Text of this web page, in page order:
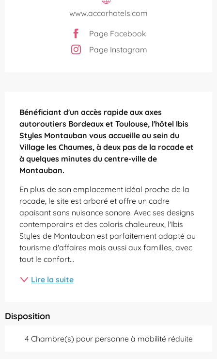
www.accorhotels.com
Page Facebook
Page Instagram
Bénéficiant d'un accès rapide aux axes
autoroutiers Bordeaux et Toulouse, l'hôtel Ibis
Styles Montauban vous accueille au sein du
Village les Chaumes, à deux pas de la rocade et
à quelques minutes du centre-ville de
Montauban.
En plus de son emplacement idéal proche de la
rocade, le site est arboré et offre un cadre
apaisant sans nuisance sonore. Avec ses designs
contemporains et des coloris chaleureux, l'Ibis
Styles de Montauban est parfaitement adapté au
tourisme d'affaires mais aussi aux familles, avec
tout le confort...
Lire la suite
Disposition
4 Chambre(s) pour personne à mobilité réduite